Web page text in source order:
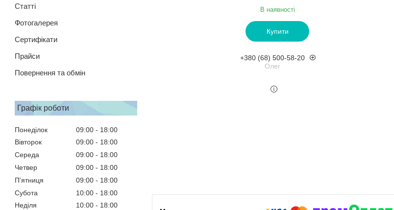
Статті
Фотогалерея
Сертифікати
Прайси
Повернення та обмін
Графік роботи
Понеділок 09:00
18:00
Вівторок
09:00
18:00
Середа
09:00
18:00
Четвер
09:00
18:00
Пʼятниця
09:00
18:00
Субота
10:00
18:00
Неділя
10:00 18:00
В наявності
Купити
+380 (68) 500-58-20
Олег